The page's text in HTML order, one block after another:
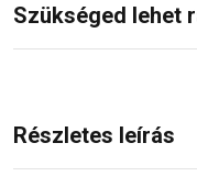
Szükséged lehet
Részletes leírás